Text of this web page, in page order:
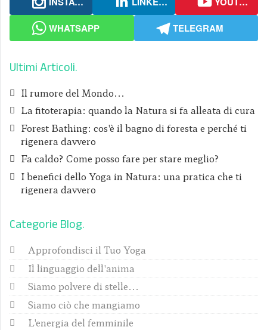
WHATSAPP
TELEGRAM
Ultimi Articoli
Il rumore del Mondo...
La fitoterapia: quando la Natura si fa alleata di cura
Forest Bathing: cos'è il bagno di foresta e perché ti
rigenera davvero
Fa caldo? Come posso fare per stare meglio?
I benefici dello Yoga in Natura: una pratica che ti
rigenera davvero
Categorie Blog
Approfondisci il Tuo Yoga
Il linguaggio dell'anima
Siamo polvere di stelle...
Siamo ciò che mangiamo
L'energia del femminile